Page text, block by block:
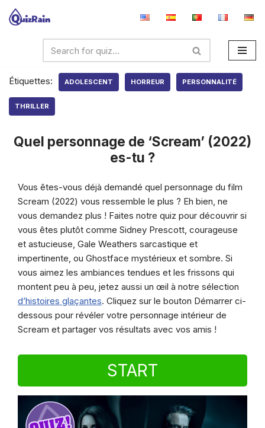
Étiquettes:
ADOLESCENT HORREUR PERSONNALITÉ
THRILLER
Quel personnage de ‘Scream’ (2022)
es-tu ?
Vous êtes-vous déjà demandé quel personnage du film
Scream (2022) vous ressemble le plus ? Eh bien, ne
vous demandez plus ! Faites notre quiz pour découvrir si
vous êtes plutôt comme Sidney Prescott, courageuse
et astucieuse, Gale Weathers sarcastique et
impertinente, ou Ghostface mystérieux et sombre. Si
vous aimez les ambiances tendues et les frissons qui
montent peu à peu, jetez aussi un œil à notre sélection
d’histoires glaçantes. Cliquez sur le bouton Démarrer ci-
dessous pour révéler votre personnage intérieur de
Scream et partager vos résultats avec vos amis !
START